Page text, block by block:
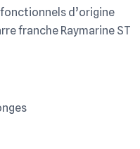
d’origine
franche Raymarine ST